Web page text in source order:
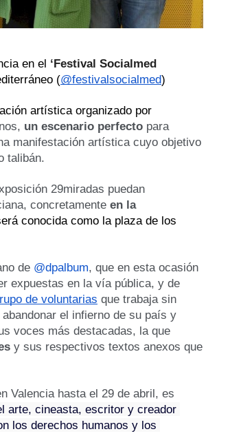
en el ‘Festival Socialmed
(@festivalsocialmed)
un escenario perfecto para
manifestación artística cuyo objetivo
talibán.
29miradas puedan
concretamente en la
conocida como la plaza de los
de @dpalbum, que en esta ocasión
expuestas en la vía pública, y de
de voluntarias que trabaja sin
el infierno de su país y
voces más destacadas, la que
y sus respectivos textos anexos que
Valencia hasta el 29 de abril, es
arte, cineasta, escritor y creador
los derechos humanos y los